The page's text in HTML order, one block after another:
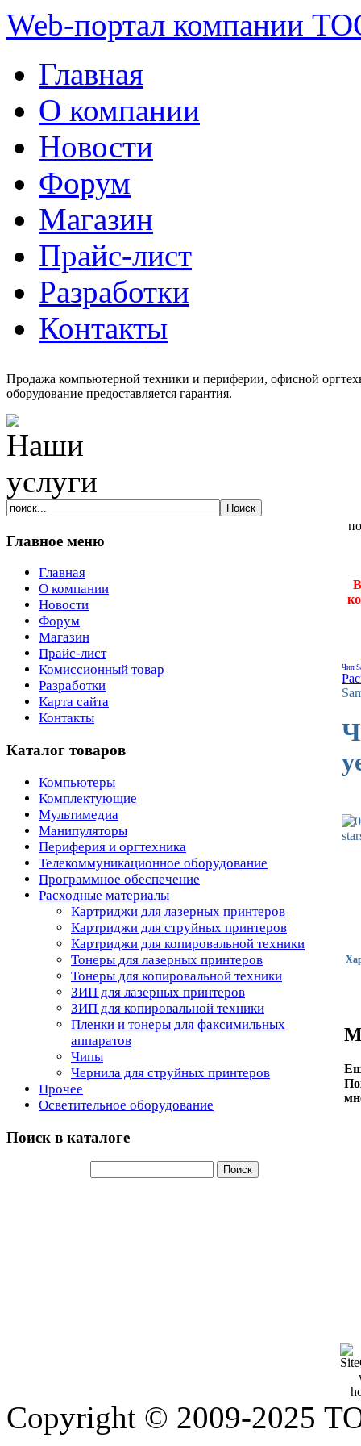
Web-портал компании
Главная
О компании
Новости
Форум
Магазин
Прайс-лист
Разработки
Контакты
Продажа компьютерной техники и периферии, офисной
оборудование предоставляется гарантия.
Главное меню
Главная
О компании
Новости
Форум
Магазин
Прайс-лист
Комиссионный товар
Разработки
Карта сайта
Контакты
Каталог товаров
Компьютеры
Комплектующие
Мультимедиа
Манипуляторы
Периферия и оргтехника
Телекоммуникационное оборудование
Программное обеспечение
Расходные материалы
Картриджи для лазерных принтеров
Картриджи для струйных принтеров
Картриджи для копировальной техники
Тонеры для лазерных принтеров
Тонеры для копировальной техники
ЗИП для лазерных принтеров
ЗИП для копировальной техники
Пленки и тонеры для факсимильных
аппаратов
Чипы
Чернила для струйных принтеров
Прочее
Осветительное оборудование
Поиск в каталоге
Чип
Copyright © 2009-2025